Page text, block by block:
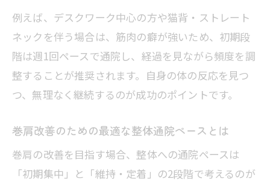
例えば、デスクワーク中心の方や猫背・ストレート
ネックを伴う場合は、筋肉の癖が強いため、初期段
階は週1回ペースで通院し、経過を見ながら頻度を調
整することが推奨されます。自身の体の反応を見つ
つ、無理なく継続するのが成功のポイントです。
巻肩改善のための最適な整体通院ペースとは
巻肩の改善を目指す場合、整体への通院ペースは
「初期集中」と「維持・定着」の2段階で考えるのが